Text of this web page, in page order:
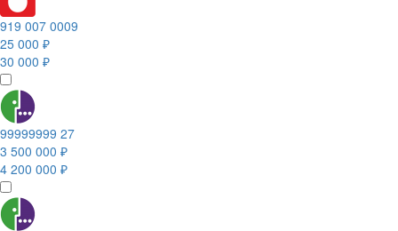
919 007 0009
25 000 ₽
30 000 ₽
99999999 27
3 500 000 ₽
4 200 000 ₽